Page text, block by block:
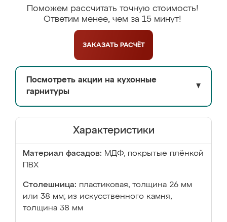
Поможем рассчитать точную стоимость!
Ответим менее, чем за 15 минут!
ЗАКАЗАТЬ РАСЧЁТ
Посмотреть акции на кухонные
гарнитуры
▼
Характеристики
Материал фасадов: МДФ, покрытые плёнкой
ПВХ
Столешница: пластиковая, толщина 26 мм
или 38 мм; из искусственного камня,
толщина 38 мм